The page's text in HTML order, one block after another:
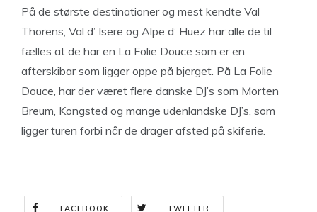
På de største destinationer og mest kendte Val
Thorens, Val d’ Isere og Alpe d’ Huez har alle de til
fælles at de har en La Folie Douce som er en
afterskibar som ligger oppe på bjerget. På La Folie
Douce, har der været flere danske DJ’s som Morten
Breum, Kongsted og mange udenlandske DJ’s, som
ligger turen forbi når de drager afsted på skiferie.
FACEBOOK TWITTER